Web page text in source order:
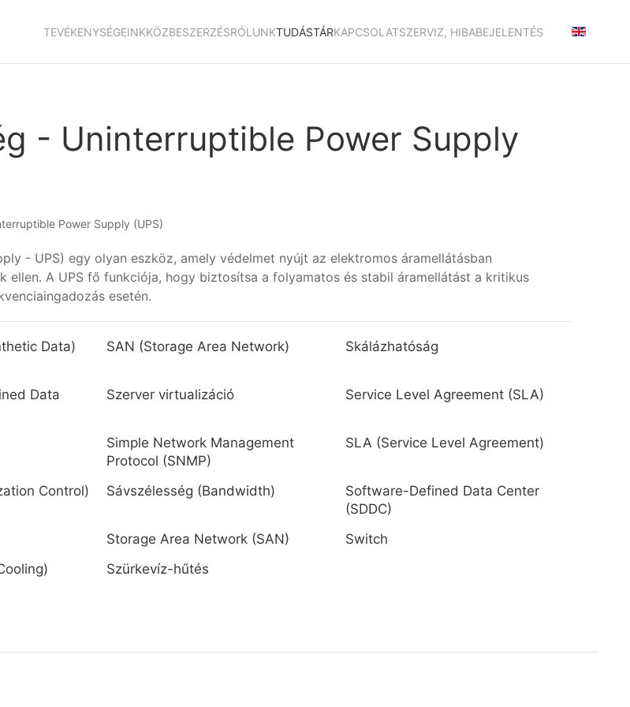
TEVÉKENYSÉGEINKKÖZBESZERZÉSRÓLUNKTUDÁSTÁRKAPCSOLATSZERVIZ, HIBABEJELENTÉS
- Uninterruptible Power Supply
Power Supply (UPS)
- UPS) egy olyan eszköz, amely védelmet nyújt az elektromos áramellátásban
A UPS fő funkciója, hogy biztosítsa a folyamatos és stabil áramellátást a kritikus
esetén.
Data) SAN (Storage Area Network) Skálázhatóság
Data
Szerver virtualizáció Service Level Agreement (SLA)
Simple Network Management
Protocol (SNMP)
SLA (Service Level Agreement)
Control) Sávszélesség (Bandwidth)
Software-Defined Data Center
(SDDC)
Storage Area Network (SAN)
Switch
Szürkevíz-hűtés